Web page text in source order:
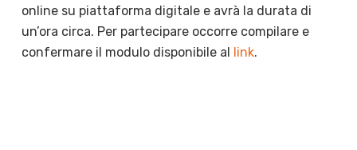
online su piattaforma digitale e avrà la durata di
un’ora circa. Per partecipare occorre compilare e
confermare il modulo disponibile al
link.